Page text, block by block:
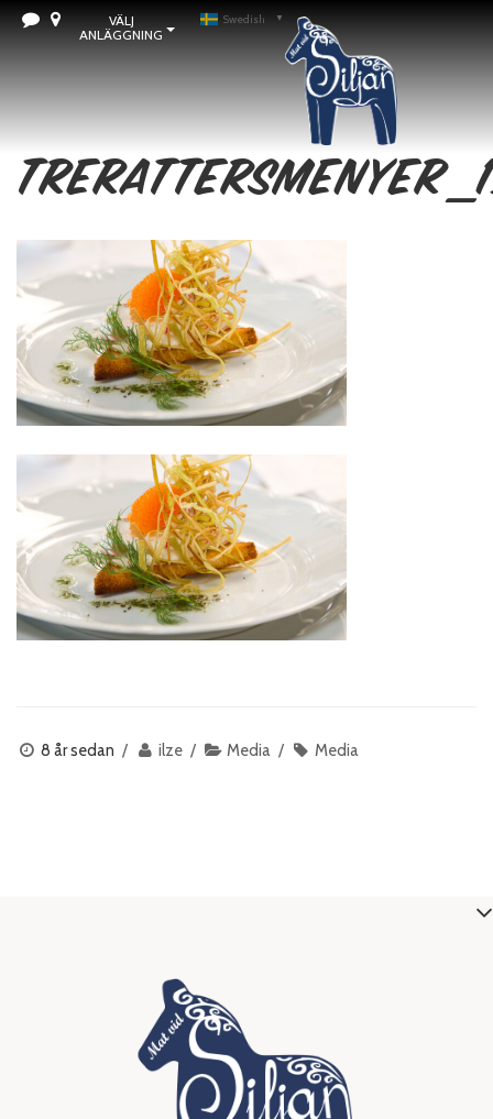
VÄLJ
ANLÄGGNING
Swedish ▼
8 år sedan ilze Media Media